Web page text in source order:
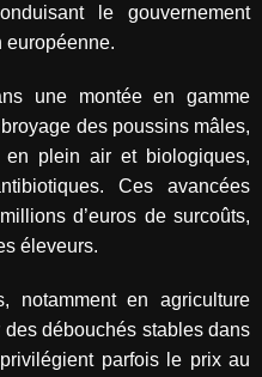
le gouvernement
européenne.
une montée en gamme
des poussins mâles,
en plein air et biologiques,
Ces avancées
d’euros de surcoûts,
éleveurs.
notamment en agriculture
débouchés stables dans
parfois le prix au